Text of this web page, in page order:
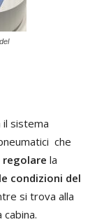
il sistema
che
regolare la
condizioni del
si trova alla